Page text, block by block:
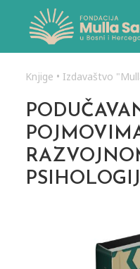
Knjige • Izdavaštvo